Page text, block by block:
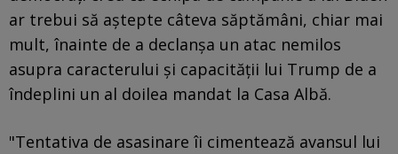
ar trebui să aștepte câteva săptămâni, chiar mai
mult, înainte de a declanșa un atac nemilos
asupra caracterului și capacității lui Trump de a
îndeplini un al doilea mandat la Casa Albă.
"Tentativa de asasinare îi cimentează avansul lui